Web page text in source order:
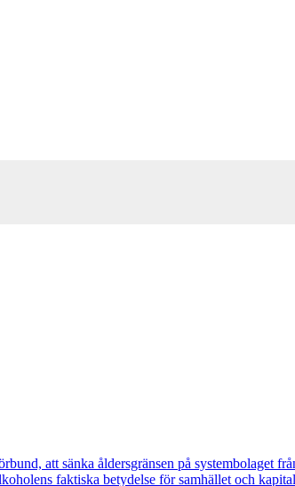
att sänka åldersgränsen på systembolaget
faktiska betydelse för samhället och